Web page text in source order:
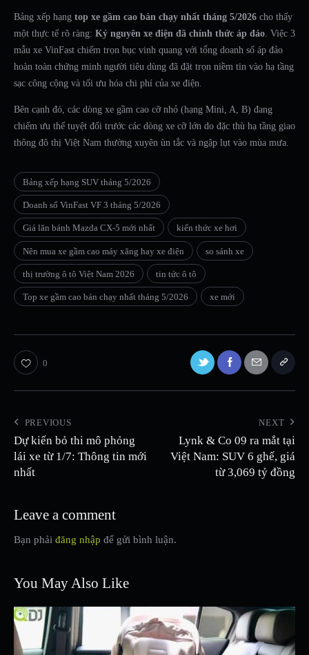
Bảng xếp hạng top xe gầm cao bán chạy nhất tháng 5/2026 cho thấy
một thực tế rõ ràng: Kỷ nguyên xe điện đã chính thức áp đảo. Việc 3
mẫu xe VinFast chiếm trọn bục vinh quang với tổng doanh số áp đảo
hoàn toàn chứng minh người tiêu dùng đã đặt trọn niềm tin vào hạ tầng
sạc công cộng và tối ưu hóa chi phí của xe điện.
Bên cạnh đó, các dòng xe gầm cao cỡ nhỏ (hạng Mini, A, B) đang
chiếm ưu thế tuyệt đối trước các dòng xe cỡ lớn do đặc thù hạ tầng giao
thông đô thị Việt Nam thường xuyên ùn tắc và ngập lụt vào mùa mưa.
Bảng xếp hạng SUV tháng 5/2026
Doanh số VinFast VF 3 tháng 5/2026
Giá lăn bánh Mazda CX-5 mới nhất kiến thức xe hơi
Nên mua xe gầm cao máy xăng hay xe điện so sánh xe
thị trường ô tô Việt Nam 2026 tin tức ô tô
Top xe gầm cao bán chạy nhất tháng 5/2026 xe mới
0
PREVIOUS
Dự kiến bỏ thi mô phỏng
lái xe từ 1/7: Thông tin mới
nhất
NEXT
Lynk & Co 09 ra mắt tại
Việt Nam: SUV 6 ghế, giá
từ 3,069 tỷ đồng
Leave a comment
Bạn phải đăng nhập để gửi bình luận.
You May Also Like